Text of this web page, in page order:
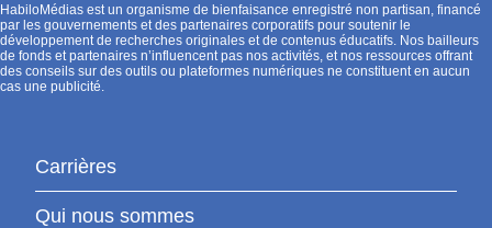
HabiloMédias est un organisme de bienfaisance enregistré non partisan, financé
par les gouvernements et des partenaires corporatifs pour soutenir le
développement de recherches originales et de contenus éducatifs. Nos bailleurs
de fonds et partenaires n’influencent pas nos activités, et nos ressources offrant
des conseils sur des outils ou plateformes numériques ne constituent en aucun
cas une publicité.
Carrières
Qui nous sommes